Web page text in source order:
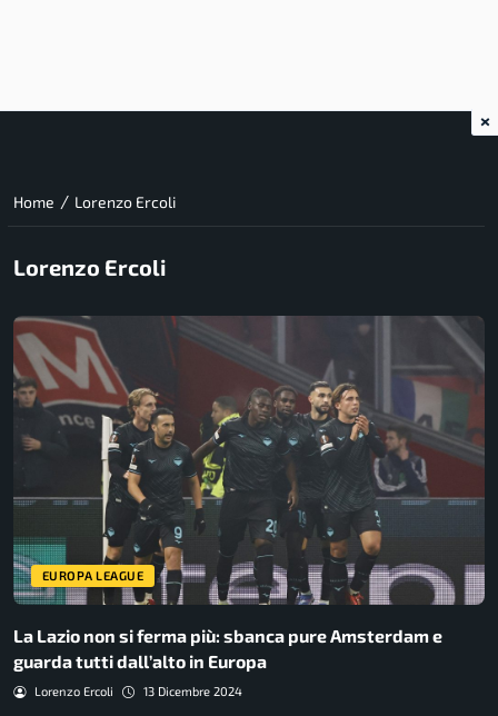
Home / Lorenzo Ercoli
Lorenzo Ercoli
EUROPA LEAGUE
La Lazio non si ferma più: sbanca pure Amsterdam e
guarda tutti dall’alto in Europa
Lorenzo Ercoli 13 Dicembre 2024
×